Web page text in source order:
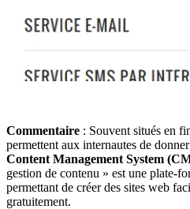
Commentaire : Souvent situés en
permettent aux internautes de
Content Management System
gestion de contenu » est une plate-
permettant de créer des sites web
gratuitement.